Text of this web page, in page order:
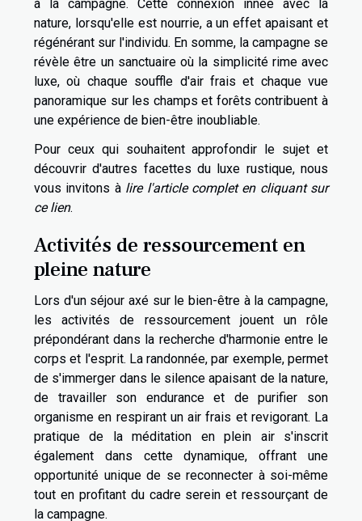
à la campagne. Cette connexion innée avec la
nature, lorsqu'elle est nourrie, a un effet apaisant et
régénérant sur l'individu. En somme, la campagne se
révèle être un sanctuaire où la simplicité rime avec
luxe, où chaque souffle d'air frais et chaque vue
panoramique sur les champs et forêts contribuent à
une expérience de bien-être inoubliable.
Pour ceux qui souhaitent approfondir le sujet et
découvrir d'autres facettes du luxe rustique, nous
vous invitons à lire l'article complet en cliquant sur
ce lien.
Activités de ressourcement en
pleine nature
Lors d'un séjour axé sur le bien-être à la campagne,
les activités de ressourcement jouent un rôle
prépondérant dans la recherche d'harmonie entre le
corps et l'esprit. La randonnée, par exemple, permet
de s'immerger dans le silence apaisant de la nature,
de travailler son endurance et de purifier son
organisme en respirant un air frais et revigorant. La
pratique de la méditation en plein air s'inscrit
également dans cette dynamique, offrant une
opportunité unique de se reconnecter à soi-même
tout en profitant du cadre serein et ressourçant de
la campagne.